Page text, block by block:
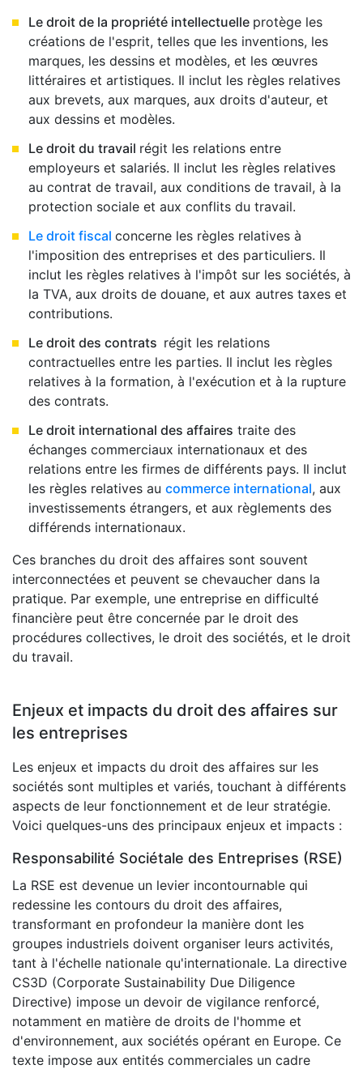
Le droit de la propriété intellectuelle protège les
créations de l'esprit, telles que les inventions, les
marques, les dessins et modèles, et les œuvres
littéraires et artistiques. Il inclut les règles relatives
aux brevets, aux marques, aux droits d'auteur, et
aux dessins et modèles.
Le droit du travail régit les relations entre
employeurs et salariés. Il inclut les règles relatives
au contrat de travail, aux conditions de travail, à la
protection sociale et aux conflits du travail.
Le droit fiscal concerne les règles relatives à
l'imposition des entreprises et des particuliers. Il
inclut les règles relatives à l'impôt sur les sociétés, à
la TVA, aux droits de douane, et aux autres taxes et
contributions.
Le droit des contrats régit les relations
contractuelles entre les parties. Il inclut les règles
relatives à la formation, à l'exécution et à la rupture
des contrats.
Le droit international des affaires traite des
échanges commerciaux internationaux et des
relations entre les firmes de différents pays. Il inclut
les règles relatives au commerce international, aux
investissements étrangers, et aux règlements des
différends internationaux.
Ces branches du droit des affaires sont souvent
interconnectées et peuvent se chevaucher dans la
pratique. Par exemple, une entreprise en difficulté
financière peut être concernée par le droit des
procédures collectives, le droit des sociétés, et le droit
du travail.
Enjeux et impacts du droit des affaires sur
les entreprises
Les enjeux et impacts du droit des affaires sur les
sociétés sont multiples et variés, touchant à différents
aspects de leur fonctionnement et de leur stratégie.
Voici quelques-uns des principaux enjeux et impacts :
Responsabilité Sociétale des Entreprises (RSE)
La RSE est devenue un levier incontournable qui
redessine les contours du droit des affaires,
transformant en profondeur la manière dont les
groupes industriels doivent organiser leurs activités,
tant à l'échelle nationale qu'internationale. La directive
CS3D (Corporate Sustainability Due Diligence
Directive) impose un devoir de vigilance renforcé,
notamment en matière de droits de l'homme et
d'environnement, aux sociétés opérant en Europe. Ce
texte impose aux entités commerciales un cadre